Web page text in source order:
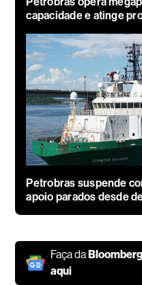
capacidade e atinge
Petrobras suspende
apoio parados desde
Faça da
aqui